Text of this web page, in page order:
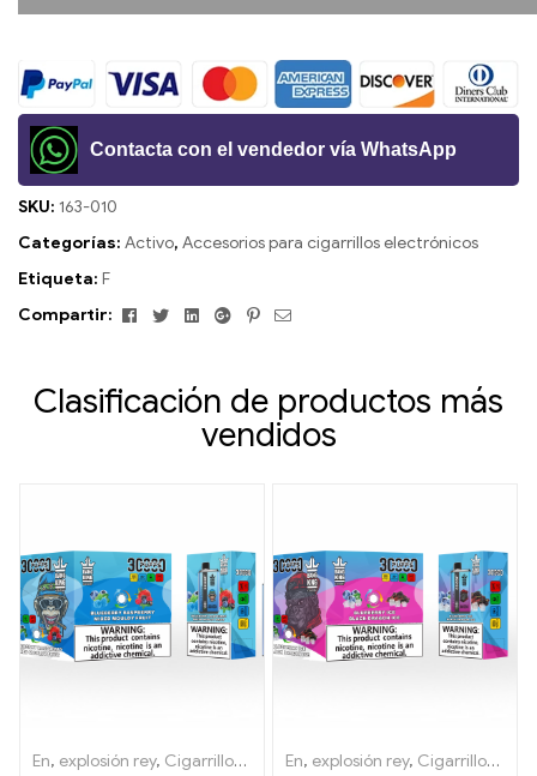
Contacta con el vendedor vía WhatsApp
SKU: 163-010
Categorías: Activo, Accesorios para cigarrillos electrónicos
Etiqueta: F
Compartir:
FacebookGorjeoLinkedInGoogle+Pinterest
Correo
Clasificación de productos más
vendidos
En, explosión rey, Cigarrillos electrónicos desechables Lituania En, explosión rey, Cigarrillos electrónicos desechables Lituania